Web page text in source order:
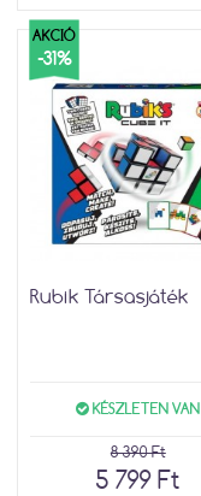
AKCIÓ
-31%
Rubik Társasjáték
KÉSZLETEN VAN
8 390 Ft
5 799 Ft